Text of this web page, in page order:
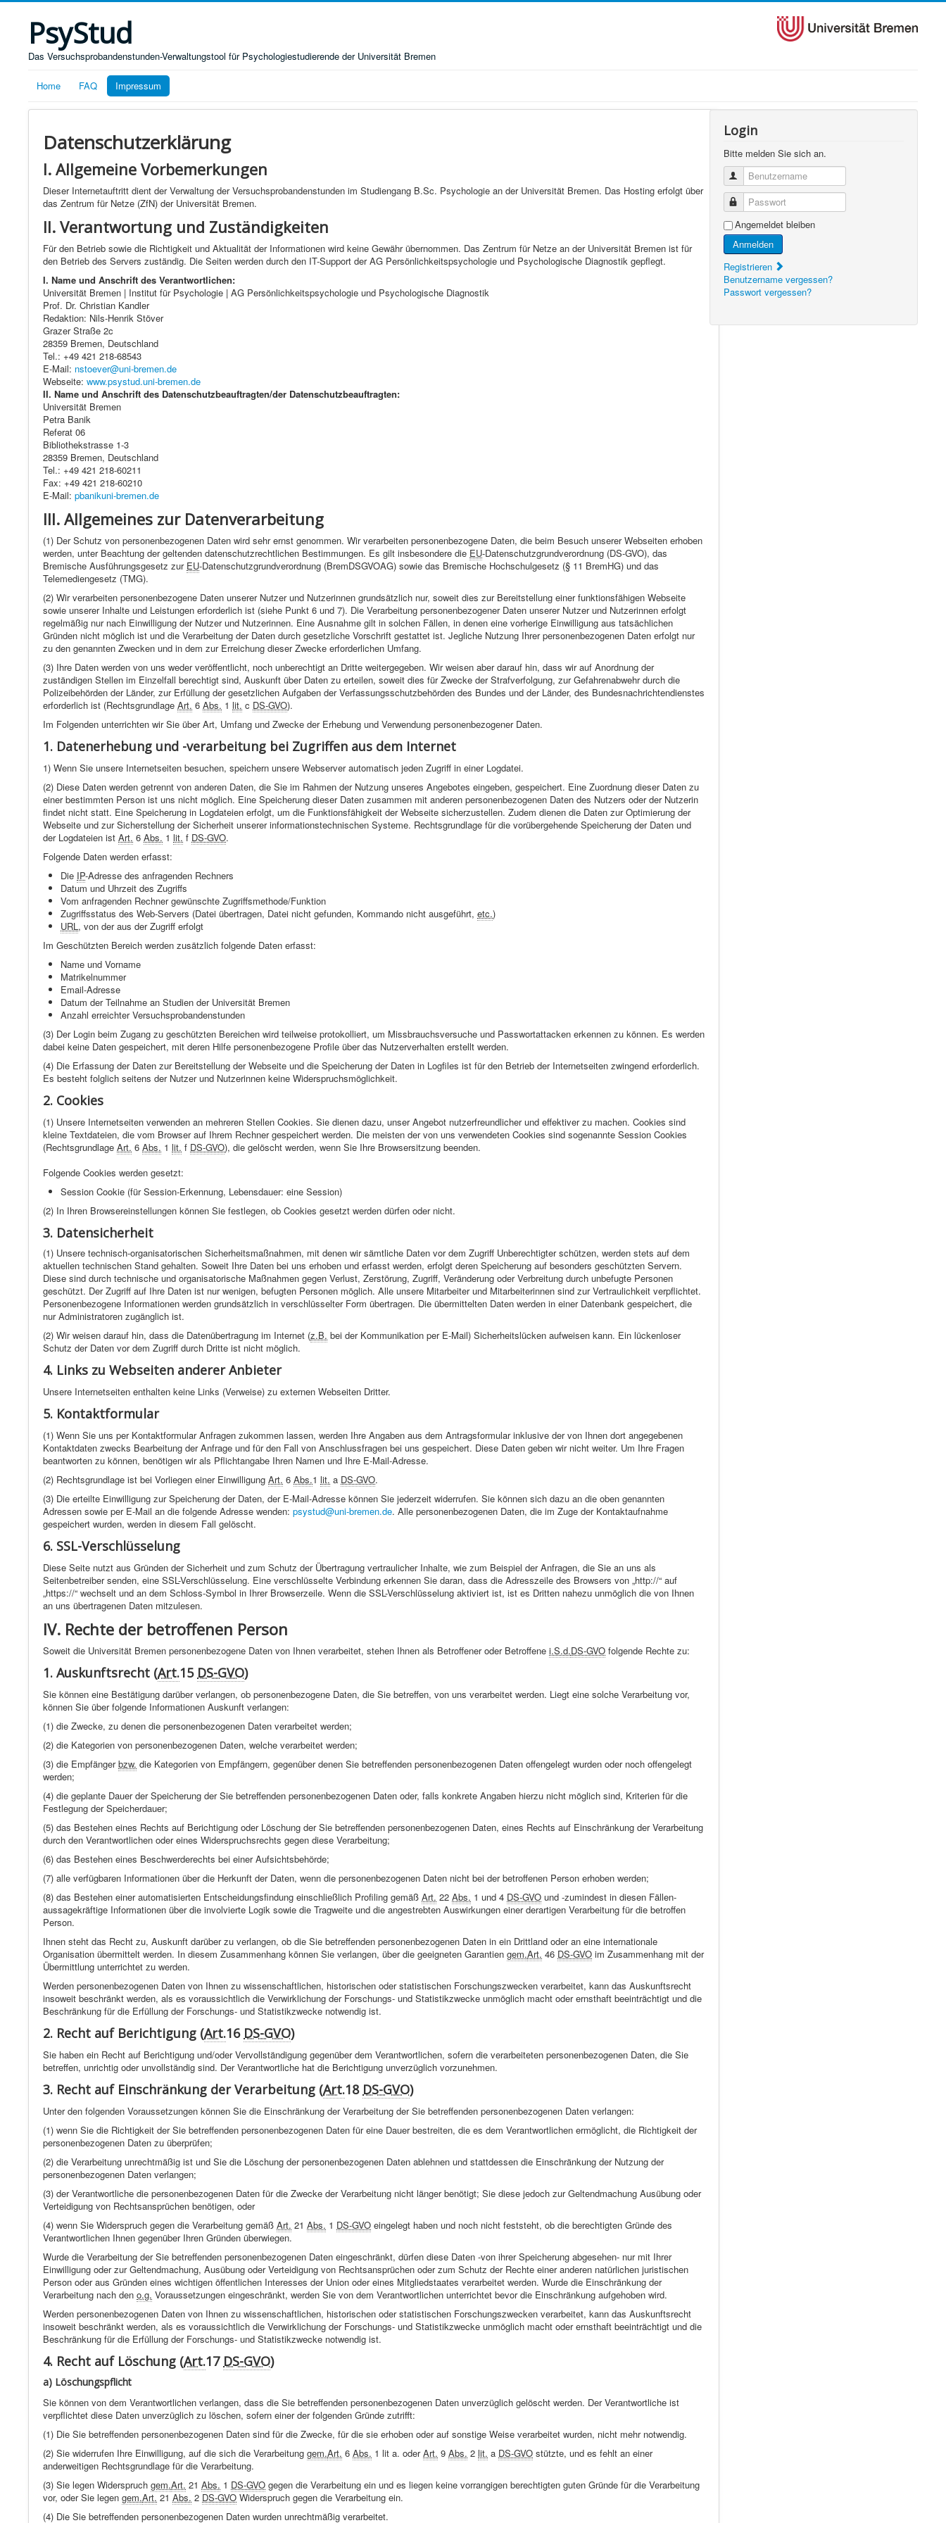
PsyStud
Das Versuchsprobandenstunden-Verwaltungstool für Psychologiestudierende der Universität Bremen
Home FAQ Impressum
Datenschutzerklärung
I. Allgemeine Vorbemerkungen
Dieser Internetauftritt dient der Verwaltung der Versuchsprobandenstunden im Studiengang B.Sc. Psychologie an der Universität Bremen. Das Hosting erfolgt über
das Zentrum für Netze (ZfN) der Universität Bremen.
II. Verantwortung und Zuständigkeiten
Für den Betrieb sowie die Richtigkeit und Aktualität der Informationen wird keine Gewähr übernommen. Das Zentrum für Netze an der Universität Bremen ist für
den Betrieb des Servers zuständig. Die Seiten werden durch den IT-Support der AG Persönlichkeitspsychologie und Psychologische Diagnostik gepflegt.
I. Name und Anschrift des Verantwortlichen:
Universität Bremen | Institut für Psychologie | AG Persönlichkeitspsychologie und Psychologische Diagnostik
Prof. Dr. Christian Kandler
Redaktion: Nils-Henrik Stöver
Grazer Straße 2c
28359 Bremen, Deutschland
Tel.: +49 421 218-68543
E-Mail: nstoever@uni-bremen.de
Webseite: www.psystud.uni-bremen.de
II. Name und Anschrift des Datenschutzbeauftragten/der Datenschutzbeauftragten:
Universität Bremen
Petra Banik
Referat 06
Bibliothekstrasse 1-3
28359 Bremen, Deutschland
Tel.: +49 421 218-60211
Fax: +49 421 218-60210
E-Mail: pbanikuni-bremen.de
III. Allgemeines zur Datenverarbeitung
(1) Der Schutz von personenbezogenen Daten wird sehr ernst genommen. Wir verarbeiten personenbezogene Daten, die beim Besuch unserer Webseiten erhoben
werden, unter Beachtung der geltenden datenschutzrechtlichen Bestimmungen. Es gilt insbesondere die EU-Datenschutzgrundverordnung (DS-GVO), das
Bremische Ausführungsgesetz zur EU-Datenschutzgrundverordnung (BremDSGVOAG) sowie das Bremische Hochschulgesetz (§ 11 BremHG) und das
Telemediengesetz (TMG).
(2) Wir verarbeiten personenbezogene Daten unserer Nutzer und Nutzerinnen grundsätzlich nur, soweit dies zur Bereitstellung einer funktionsfähigen Webseite
sowie unserer Inhalte und Leistungen erforderlich ist (siehe Punkt 6 und 7). Die Verarbeitung personenbezogener Daten unserer Nutzer und Nutzerinnen erfolgt
regelmäßig nur nach Einwilligung der Nutzer und Nutzerinnen. Eine Ausnahme gilt in solchen Fällen, in denen eine vorherige Einwilligung aus tatsächlichen
Gründen nicht möglich ist und die Verarbeitung der Daten durch gesetzliche Vorschrift gestattet ist. Jegliche Nutzung Ihrer personenbezogenen Daten erfolgt nur
zu den genannten Zwecken und in dem zur Erreichung dieser Zwecke erforderlichen Umfang.
(3) Ihre Daten werden von uns weder veröffentlicht, noch unberechtigt an Dritte weitergegeben. Wir weisen aber darauf hin, dass wir auf Anordnung der
zuständigen Stellen im Einzelfall berechtigt sind, Auskunft über Daten zu erteilen, soweit dies für Zwecke der Strafverfolgung, zur Gefahrenabwehr durch die
Polizeibehörden der Länder, zur Erfüllung der gesetzlichen Aufgaben der Verfassungsschutzbehörden des Bundes und der Länder, des Bundesnachrichtendienstes
erforderlich ist (Rechtsgrundlage Art. 6 Abs. 1 lit. c DS-GVO).
Im Folgenden unterrichten wir Sie über Art, Umfang und Zwecke der Erhebung und Verwendung personenbezogener Daten.
1. Datenerhebung und -verarbeitung bei Zugriffen aus dem Internet
1) Wenn Sie unsere Internetseiten besuchen, speichern unsere Webserver automatisch jeden Zugriff in einer Logdatei.
(2) Diese Daten werden getrennt von anderen Daten, die Sie im Rahmen der Nutzung unseres Angebotes eingeben, gespeichert. Eine Zuordnung dieser Daten zu
einer bestimmten Person ist uns nicht möglich. Eine Speicherung dieser Daten zusammen mit anderen personenbezogenen Daten des Nutzers oder der Nutzerin
findet nicht statt. Eine Speicherung in Logdateien erfolgt, um die Funktionsfähigkeit der Webseite sicherzustellen. Zudem dienen die Daten zur Optimierung der
Webseite und zur Sicherstellung der Sicherheit unserer informationstechnischen Systeme. Rechtsgrundlage für die vorübergehende Speicherung der Daten und
der Logdateien ist Art. 6 Abs. 1 lit. f DS-GVO.
Folgende Daten werden erfasst:
Die IP-Adresse des anfragenden Rechners
Datum und Uhrzeit des Zugriffs
Vom anfragenden Rechner gewünschte Zugriffsmethode/Funktion
Zugriffsstatus des Web-Servers (Datei übertragen, Datei nicht gefunden, Kommando nicht ausgeführt, etc.)
URL, von der aus der Zugriff erfolgt
Im Geschützten Bereich werden zusätzlich folgende Daten erfasst:
Name und Vorname
Matrikelnummer
Email-Adresse
Datum der Teilnahme an Studien der Universität Bremen
Anzahl erreichter Versuchsprobandenstunden
(3) Der Login beim Zugang zu geschützten Bereichen wird teilweise protokolliert, um Missbrauchsversuche und Passwortattacken erkennen zu können. Es werden
dabei keine Daten gespeichert, mit deren Hilfe personenbezogene Profile über das Nutzerverhalten erstellt werden.
(4) Die Erfassung der Daten zur Bereitstellung der Webseite und die Speicherung der Daten in Logfiles ist für den Betrieb der Internetseiten zwingend erforderlich.
Es besteht folglich seitens der Nutzer und Nutzerinnen keine Widerspruchsmöglichkeit.
2. Cookies
(1) Unsere Internetseiten verwenden an mehreren Stellen Cookies. Sie dienen dazu, unser Angebot nutzerfreundlicher und effektiver zu machen. Cookies sind
kleine Textdateien, die vom Browserauf Ihrem Rechner gespeichert werden. Die meisten der von uns verwendeten Cookies sind sogenannte Session Cookies
(Rechtsgrundlage Art. 6 Abs. 1 lit. f DS-GVO), die gelöscht werden, wenn Sie Ihre Browsersitzung beenden.
Folgende Cookies werden gesetzt:
Session Cookie (fürSession-Erkennung, Lebensdauer: eine Session)
(2) In Ihren Browsereinstellungen können Sie festlegen, ob Cookies gesetzt werden dürfen oder nicht.
3. Datensicherheit
(1) Unsere technisch-organisatorischen Sicherheitsmaßnahmen, mit denen wir sämtliche Daten vor dem Zugriff Unberechtigter schützen, werden stets auf dem
aktuellen technischen Stand gehalten. Soweit Ihre Daten bei uns erhoben und erfasst werden, erfolgt deren Speicherung auf besonders geschützten Servern.
Diese sind durch technische und organisatorische Maßnahmen gegen Verlust, Zerstörung, Zugriff, Veränderung oder Verbreitung durch unbefugte Personen
geschützt. Der Zugriff auf Ihre Daten ist nur wenigen, befugten Personen möglich. Alle unsere Mitarbeiter und Mitarbeiterinnen sind zur Vertraulichkeit verpflichtet.
Personenbezogene Informationen werden grundsätzlich in verschlüsselter Form übertragen. Die übermittelten Daten werden in einer Datenbank gespeichert, die
nur Administratoren zugänglich ist.
(2) Wir weisen darauf hin, dass die Datenübertragung im Internet (z.B. bei der Kommunikation per E-Mail) Sicherheitslücken aufweisen kann. Ein lückenloser
Schutz der Daten vor dem Zugriff durch Dritte ist nicht möglich.
4. Links zu Webseiten anderer Anbieter
Unsere Internetseiten enthalten keine Links (Verweise) zu externen Webseiten Dritter.
5. Kontaktformular
(1) Wenn Sie uns per Kontaktformular Anfragen zukommen lassen, werden Ihre Angaben aus dem Antragsformular inklusive der von Ihnen dort angegebenen
Kontaktdaten zwecks Bearbeitung der Anfrage und für den Fall von Anschlussfragen bei uns gespeichert. Diese Daten geben wir nicht weiter. Um Ihre Fragen
beantworten zu können, benötigen wir als Pflichtangabe Ihren Namen und Ihre E-Mail-Adresse.
(2) Rechtsgrundlage ist bei Vorliegen einer Einwilligung Art. 6 Abs.1 lit. a DS-GVO.
(3) Die erteilte Einwilligung zur Speicherung der Daten, der E-Mail-Adresse können Sie jederzeit widerrufen. Sie können sich dazu an die oben genannten
Adressen sowie per E-Mail an die folgende Adresse wenden: psystud@uni-bremen.de. Alle personenbezogenen Daten, die im Zuge der Kontaktaufnahme
gespeichert wurden, werden in diesem Fall gelöscht.
6. SSL-Verschlüsselung
Diese Seite nutzt aus Gründen der Sicherheit und zum Schutz der Übertragung vertraulicher Inhalte, wie zum Beispiel der Anfragen, die Sie an uns als
Seitenbetreiber senden, eine SSL-Verschlüsselung. Eine verschlüsselte Verbindung erkennen Sie daran, dass die Adresszeile des Browsers von „http://“ auf
„https://“ wechselt und an dem Schloss-Symbol in Ihrer Browserzeile. Wenn die SSL-Verschlüsselung aktiviert ist, ist es Dritten nahezu unmöglich die von Ihnen
an uns übertragenen Daten mitzulesen.
IV. Rechte der betroffenen Person
Soweit die Universität Bremen personenbezogene Daten von Ihnen verarbeitet, stehen Ihnen als Betroffener oder Betroffene i.S.d.DS-GVO folgende Rechte zu:
1. Auskunftsrecht (Art.15 DS-GVO)
Sie können eine Bestätigung darüber verlangen, ob personenbezogene Daten, die Sie betreffen, von uns verarbeitet werden. Liegt eine solche Verarbeitung vor,
können Sie über folgende Informationen Auskunft verlangen:
(1) die Zwecke, zu denen die personenbezogenen Daten verarbeitet werden;
(2) die Kategorien von personenbezogenen Daten, welche verarbeitet werden;
(3) die Empfängerbzw. die Kategorien von Empfängern, gegenüber denen Sie betreffenden personenbezogenen Daten offengelegt wurden oder noch offengelegt
werden;
(4) die geplante Dauer der Speicherung der Sie betreffenden personenbezogenen Daten oder, falls konkrete Angaben hierzu nicht möglich sind, Kriterien für die
Festlegung der Speicherdauer;
(5) das Bestehen eines Rechts auf Berichtigung oder Löschung der Sie betreffenden personenbezogenen Daten, eines Rechts auf Einschränkung der Verarbeitung
durch den Verantwortlichen oder eines Widerspruchsrechts gegen diese Verarbeitung;
(6) das Bestehen eines Beschwerderechts bei einer Aufsichtsbehörde;
(7) alle verfügbaren Informationen über die Herkunft der Daten, wenn die personenbezogenen Daten nicht bei der betroffenen Person erhoben werden;
(8) das Bestehen einer automatisierten Entscheidungsfindung einschließlich Profiling gemäß Art. 22 Abs. 1 und 4 DS-GVO und -zumindest in diesen Fällen-
aussagekräftige Informationen über die involvierte Logik sowie die Tragweite und die angestrebten Auswirkungen einer derartigen Verarbeitung für die betroffen
Person.
Ihnen steht das Recht zu, Auskunft darüber zu verlangen, ob die Sie betreffenden personenbezogenen Daten in ein Drittland oder an eine internationale
Organisation übermittelt werden. In diesem Zusammenhang können Sie verlangen, über die geeigneten Garantien gem.Art. 46 DS-GVO im Zusammenhang mit der
Übermittlung unterrichtet zu werden.
Werden personenbezogenen Daten von Ihnen zu wissenschaftlichen, historischen oder statistischen Forschungszwecken verarbeitet, kann das Auskunftsrecht
insoweit beschränkt werden, als es voraussichtlich die Verwirklichung der Forschungs- und Statistikzwecke unmöglich macht oder ernsthaft beeinträchtigt und die
Beschränkung für die Erfüllung der Forschungs- und Statistikzwecke notwendig ist.
2. Recht auf Berichtigung (Art.16 DS-GVO)
Sie haben ein Recht auf Berichtigung und/oder Vervollständigung gegenüber dem Verantwortlichen, sofern die verarbeiteten personenbezogenen Daten, die Sie
betreffen, unrichtig oder unvollständig sind. Der Verantwortliche hat die Berichtigung unverzüglich vorzunehmen.
3. Recht auf Einschränkung der Verarbeitung (Art.18 DS-GVO)
Unter den folgenden Voraussetzungen können Sie die Einschränkung der Verarbeitung der Sie betreffenden personenbezogenen Daten verlangen:
(1) wenn Sie die Richtigkeit der Sie betreffenden personenbezogenen Daten für eine Dauer bestreiten, die es dem Verantwortlichen ermöglicht, die Richtigkeit der
personenbezogenen Daten zu überprüfen;
(2) die Verarbeitung unrechtmäßig ist und Sie die Löschung der personenbezogenen Daten ablehnen und stattdessen die Einschränkung der Nutzung der
personenbezogenen Daten verlangen;
(3) der Verantwortliche die personenbezogenen Daten für die Zwecke der Verarbeitung nicht länger benötigt; Sie diese jedoch zur Geltendmachung Ausübung oder
Verteidigung von Rechtsansprüchen benötigen, oder
(4) wenn Sie Widerspruch gegen die Verarbeitung gemäß Art. 21 Abs. 1 DS-GVO eingelegt haben und noch nicht feststeht, ob die berechtigten Gründe des
Verantwortlichen Ihnen gegenüber Ihren Gründen überwiegen.
Wurde die Verarbeitung der Sie betreffenden personenbezogenen Daten eingeschränkt, dürfen diese Daten -von ihrer Speicherung abgesehen- nur mit Ihrer
Einwilligung oder zur Geltendmachung, Ausübung oder Verteidigung von Rechtsansprüchen oder zum Schutz der Rechte einer anderen natürlichen juristischen
Person oder aus Gründen eines wichtigen öffentlichen Interesses der Union oder eines Mitgliedstaates verarbeitet werden. Wurde die Einschränkung der
Verarbeitung nach den o.g. Voraussetzungen eingeschränkt, werden Sie von dem Verantwortlichen unterrichtet bevor die Einschränkung aufgehoben wird.
Werden personenbezogenen Daten von Ihnen zu wissenschaftlichen, historischen oder statistischen Forschungszwecken verarbeitet, kann das Auskunftsrecht
insoweit beschränkt werden, als es voraussichtlich die Verwirklichung der Forschungs- und Statistikzwecke unmöglich macht oder ernsthaft beeinträchtigt und die
Beschränkung für die Erfüllung der Forschungs- und Statistikzwecke notwendig ist.
4. Recht auf Löschung (Art.17 DS-GVO)
a) Löschungspflicht
Sie können von dem Verantwortlichen verlangen, dass die Sie betreffenden personenbezogenen Daten unverzüglich gelöscht werden. Der Verantwortliche ist
verpflichtet diese Daten unverzüglich zu löschen, sofern einer der folgenden Gründe zutrifft:
(1) Die Sie betreffenden personenbezogenen Daten sind für die Zwecke, für die sie erhoben oder auf sonstige Weise verarbeitet wurden, nicht mehr notwendig.
(2) Sie widerrufen Ihre Einwilligung, auf die sich die Verarbeitung gem.Art. 6 Abs. 1 lit a. oderArt. 9 Abs. 2 lit. a DS-GVO stützte, und es fehlt an einer
anderweitigen Rechtsgrundlage für die Verarbeitung.
(3) Sie legen Widerspruch gem.Art. 21 Abs. 1 DS-GVO gegen die Verarbeitung ein und es liegen keine vorrangigen berechtigten guten Gründe für die Verarbeitung
vor, oder Sie legen gem.Art. 21 Abs. 2 DS-GVO Widerspruch gegen die Verarbeitung ein.
(4) Die Sie betreffenden personenbezogenen Daten wurden unrechtmäßig verarbeitet.
Login
Bitte melden Sie sich an.
Benutzername
Passwort
Angemeldet bleiben
Anmelden
Registrieren
Benutzername vergessen?
Passwort vergessen?